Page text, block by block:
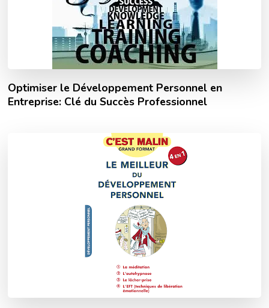
Optimiser le Développement Personnel en
Entreprise: Clé du Succès Professionnel